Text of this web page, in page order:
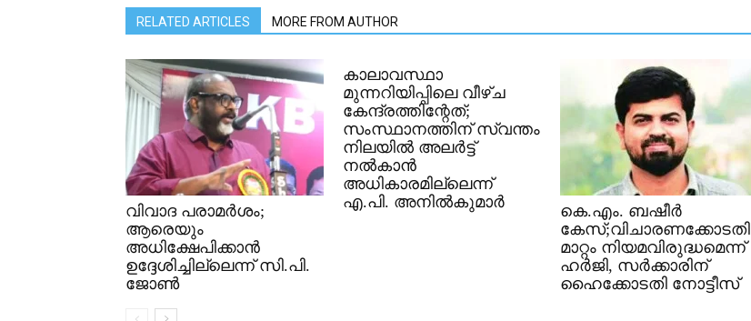
RELATED ARTICLES MORE FROM AUTHOR
വിവാദ പരാമർശം;
ആരെയും
അധിക്ഷേപിക്കാൻ
ഉദ്ദേശിച്ചില്ലെന്ന് സി.പി.
ജോൺ
കാലാവസ്ഥാ
മുന്നറിയിപ്പിലെ വീഴ്ച
കേന്ദ്രത്തിന്റേത്;
സംസ്ഥാനത്തിന് സ്വന്തം
നിലയിൽ അലർട്ട്
നൽകാൻ
അധികാരമില്ലെന്ന്
എ.പി. അനിൽകുമാർ
കെ.എം. ബഷീർ
കേസ്;വിചാരണക്കോടതി
മാറ്റം നിയമവിരുദ്ധമെന്ന്
ഹർജി, സർക്കാരിന്
ഹൈക്കോടതി നോട്ടീസ്